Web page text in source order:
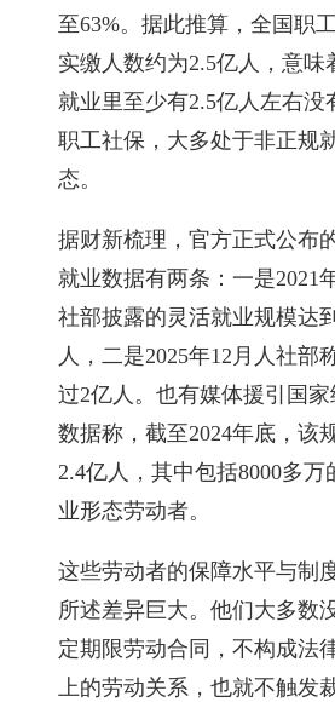
至63%。据此推算，全国职
实缴人数约为2.5亿人，意味
就业里至少有2.5亿人左右没
职工社保，大多处于非正规
态。
据财新梳理，官方正式公布
就业数据有两条：一是2021
社部披露的灵活就业规模达
人，二是2025年12月人社部
过2亿人。也有媒体援引国家
数据称，截至2024年底，该
2.4亿人，其中包括8000多万
业形态劳动者。
这些劳动者的保障水平与制
所述差异巨大。他们大多数
定期限劳动合同，不构成法
上的劳动关系，也就不触发